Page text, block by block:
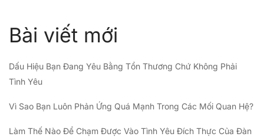
Bài viết mới
Dấu Hiệu Bạn Đang Yêu Bằng Tổn Thương Chứ Không Phải
Tình Yêu
Vì Sao Bạn Luôn Phản Ứng Quá Mạnh Trong Các Mối Quan Hệ?
Làm Thế Nào Để Chạm Được Vào Tình Yêu Đích Thực Của Đàn